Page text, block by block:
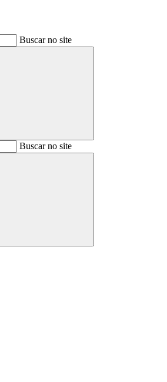
Buscar no site
BuscarBuscar no site
Buscar